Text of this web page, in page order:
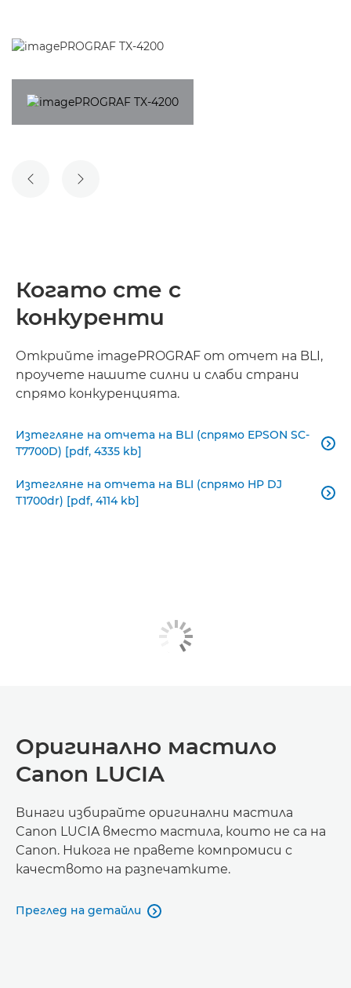
ПРЕДИШЕН СЛАЙД
СЛЕДВАЩ СЛАЙД
Когато сте с
конкуренти
Открийте imagePROGRAF от отчет на BLI,
проучете нашите силни и слаби страни
спрямо конкуренцията.
Изтегляне на отчета на BLI (спрямо EPSON SC-
T7700D) [pdf, 4335 kb]

Изтегляне на отчета на BLI (спрямо HP DJ
T1700dr) [pdf, 4114 kb]

Оригинално мастило
Canon LUCIA
Винаги избирайте оригинални мастила
Canon LUCIA вместо мастила, които не са на
Canon. Никога не правете компромиси с
качеството на разпечатките.
Преглед на детайли 